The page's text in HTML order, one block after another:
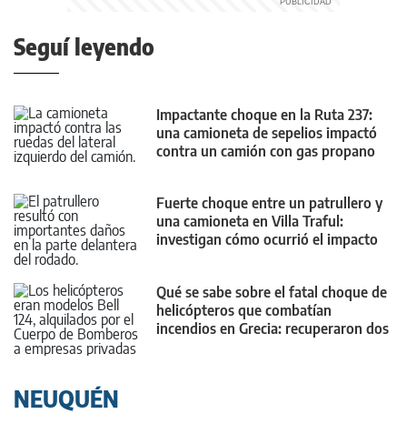
Seguí leyendo
Impactante choque en la Ruta 237:
una camioneta de sepelios impactó
contra un camión con gas propano
Fuerte choque entre un patrullero y
una camioneta en Villa Traful:
investigan cómo ocurrió el impacto
Qué se sabe sobre el fatal choque de
helicópteros que combatían
incendios en Grecia: recuperaron dos
NEUQUÉN